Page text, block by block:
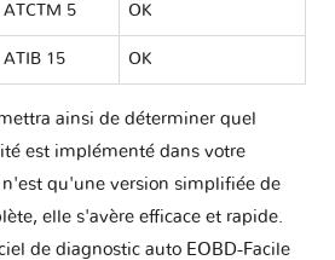
ATCTM 5 OK
ATIB 15 OK
ainsi de déterminer quel
est implémenté dans votre
qu'une version simplifiée de
elle s'avère efficace et rapide.
de diagnostic auto EOBD-Facile